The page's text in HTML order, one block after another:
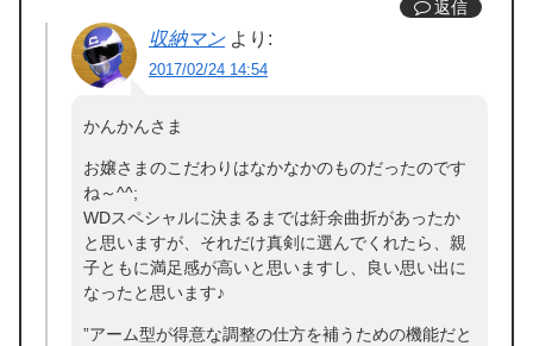
返信
収納マン より:
2017/02/24 14:54
かんかんさま
お嬢さまのこだわりはなかなかのものだったのです
ね～^^;
WDスペシャルに決まるまでは紆余曲折があったか
と思いますが、それだけ真剣に選んでくれたら、親
子ともに満足感が高いと思いますし、良い思い出に
なったと思います♪
”アーム型が得意な調整の仕方を補うための機能だと